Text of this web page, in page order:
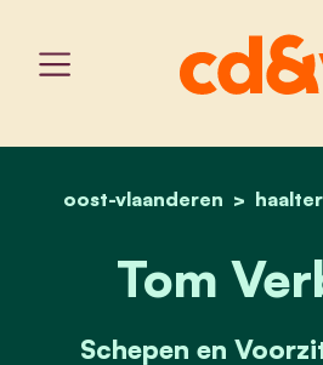
oost-vlaanderen
Tom
Schepen en